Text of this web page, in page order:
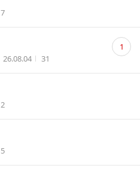
조회수
7
작성시간
26.08.04 조회수
31
댓
글 1
조회수
2
조회수
5